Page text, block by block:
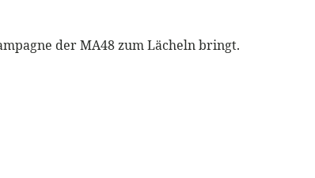
der MA48 zum Lächeln bringt.